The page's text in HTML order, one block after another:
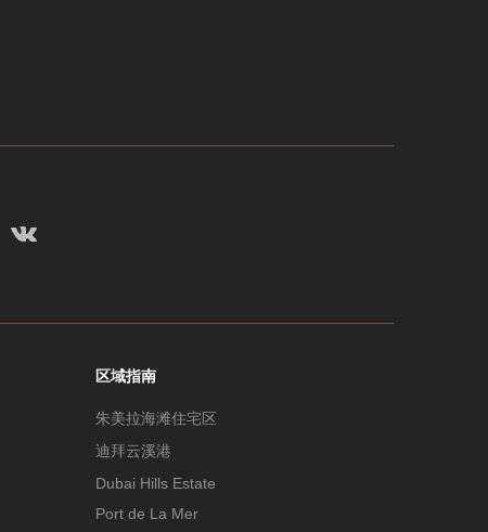
区域指南
朱美拉海滩住宅区
迪拜云溪港
Dubai Hills Estate
Port de La Mer